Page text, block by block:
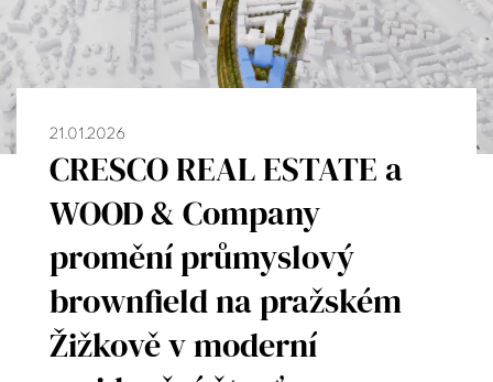
21.01.2026
CRESCO REAL ESTATE a
WOOD & Company
promění průmyslový
brownfield na pražském
Žižkově v moderní